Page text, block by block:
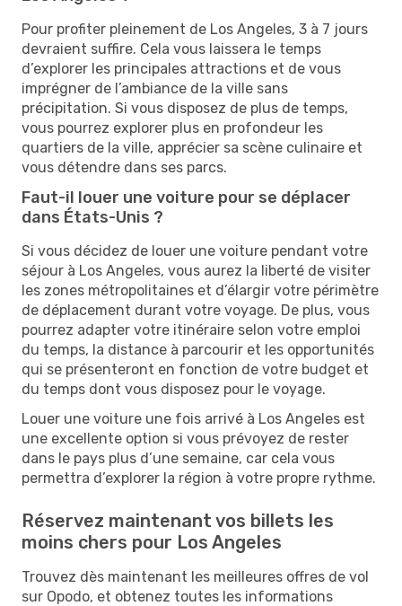
Pour profiter pleinement de Los Angeles, 3 à 7 jours
devraient suffire. Cela vous laissera le temps
d’explorer les principales attractions et de vous
imprégner de l’ambiance de la ville sans
précipitation. Si vous disposez de plus de temps,
vous pourrez explorer plus en profondeur les
quartiers de la ville, apprécier sa scène culinaire et
vous détendre dans ses parcs.
Faut-il louer une voiture pour se déplacer
dans États-Unis ?
Si vous décidez de louer une voiture pendant votre
séjour à Los Angeles, vous aurez la liberté de visiter
les zones métropolitaines et d’élargir votre périmètre
de déplacement durant votre voyage. De plus, vous
pourrez adapter votre itinéraire selon votre emploi
du temps, la distance à parcourir et les opportunités
qui se présenteront en fonction de votre budget et
du temps dont vous disposez pour le voyage.
Louer une voiture une fois arrivé à Los Angeles est
une excellente option si vous prévoyez de rester
dans le pays plus d’une semaine, car cela vous
permettra d’explorer la région à votre propre rythme.
Réservez maintenant vos billets les
moins chers pour Los Angeles
Trouvez dès maintenant les meilleures offres de vol
sur Opodo, et obtenez toutes les informations